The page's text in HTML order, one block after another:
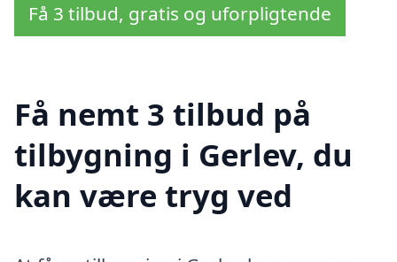
Få 3 tilbud, gratis og uforpligtende
Få nemt 3 tilbud på
tilbygning i Gerlev, du
kan være tryg ved